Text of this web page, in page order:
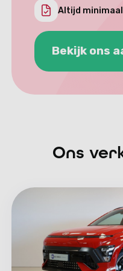
Altijd
Bekijk ons
Ons